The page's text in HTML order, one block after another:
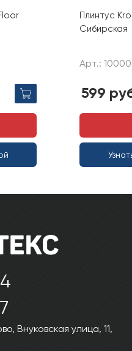
Плинтус
Сибирская
Арт.:
599
Внуковская улица, 11,